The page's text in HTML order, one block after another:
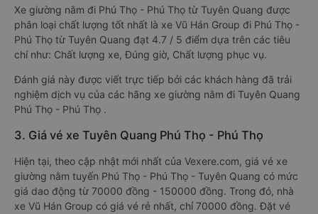
Xe giường nằm đi Phú Thọ - Phú Thọ từ Tuyên Quang được
phân loại chất lượng tốt nhất là xe Vũ Hán Group đi Phú Thọ -
Phú Thọ từ Tuyên Quang đạt 4.7 / 5 điểm dựa trên các tiêu
chí như: Chất lượng xe, Đúng giờ, Chất lượng phục vụ.
Đánh giá này được viết trực tiếp bởi các khách hàng đã trải
nghiệm dịch vụ của các hãng xe giường nằm đi Tuyên Quang
Phú Thọ - Phú Thọ .
3. Giá vé xe Tuyên Quang Phú Thọ - Phú Thọ
Hiện tại, theo cập nhật mới nhất của Vexere.com, giá vé xe
giường nằm tuyến Phú Thọ - Phú Thọ - Tuyên Quang có mức
giá dao động từ 70000 đồng - 150000 đồng. Trong đó, nhà
xe Vũ Hán Group có giá vé rẻ nhất, chỉ 70000 đồng. Đặt vé